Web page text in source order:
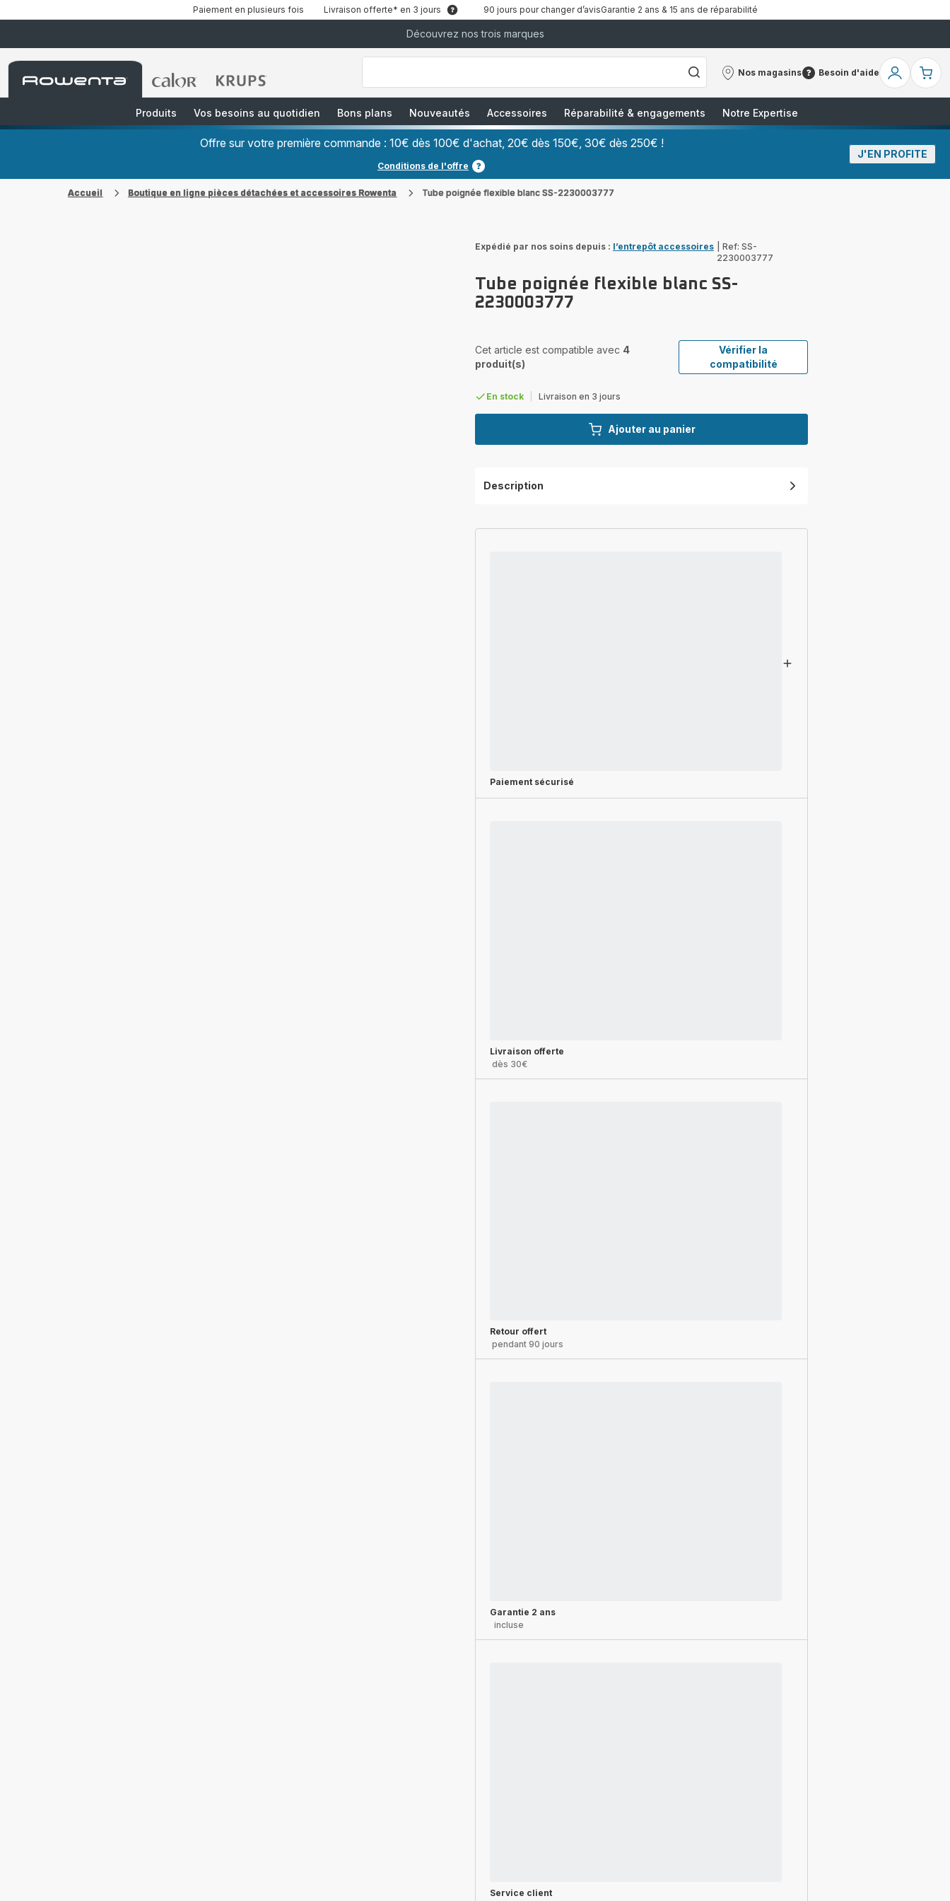
Paiement en plusieurs fois Livraison offerte* en 3 jours 90 jours pour changer d’avisGarantie 2 ans & 15 ans de réparabilité
Découvrez nos trois marques
Accueil
Rowenta
Accueil
Accueil
["Que
recherchez-
Café
Grains","Centrales
Vapeurs","Sèche
Nos magasins
Nos
Besoin d'aide
Besoin
Mon
Produits
Vos besoins au quotidien Bons plans Nouveautés Accessoires Réparabilité & engagements Notre Expertise
Offre sur votre première commande : 10€ dès 100€ d'achat, 20€ dès 150€, 30€ dès 250€ !
Conditions de l'offre
J'EN PROFITE
Accueil Boutique en ligne pièces détachées et accessoires Rowenta Tube poignée flexible blanc SS-2230003777
Expédié par nos soins depuis : l’entrepôt accessoires
Ref: SS-
2230003777
Tube poignée flexible blanc SS-
2230003777
Cet article est compatible avec 4
produit(s)
Vérifier la
compatibilité
En stock Livraison en 3 jours
Ajouter au panier
Description
Paiement sécurisé
Livraison offerte
dès 30€
Retour offert
pendant 90 jours
Garantie 2 ans
incluse
Service client